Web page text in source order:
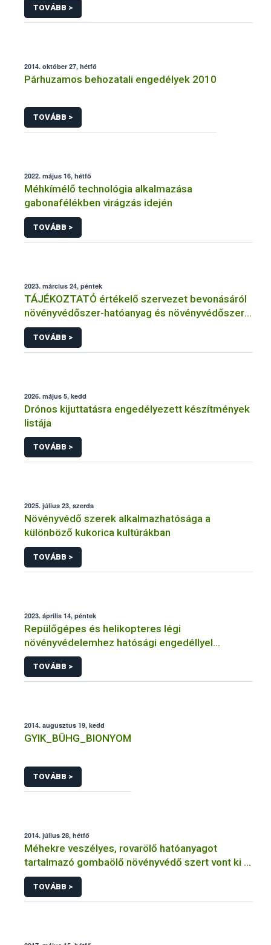
TOVÁBB >
2014. október 27, hétfő
Párhuzamos behozatali engedélyek 2010
TOVÁBB >
2022. május 16, hétfő
Méhkímélő technológia alkalmazása
gabonafélékben virágzás idején
TOVÁBB >
2023. március 24, péntek
TÁJÉKOZTATÓ értékelő szervezet bevonásáról
növényvédőszer-hatóanyag és növényvédőszer
engedélyezésére, továbbá a meglévő engedély
meghosszabbítására vagy módosítására irányuló
eljárásba
TOVÁBB >
2026. május 5, kedd
Drónos kijuttatásra engedélyezett készítmények
listája
TOVÁBB >
2025. július 23, szerda
Növényvédő szerek alkalmazhatósága a
különböző kukorica kultúrákban
TOVÁBB >
2023. április 14, péntek
Repülőgépes és helikopteres légi
növényvédelemhez hatósági engedéllyel
rendelkező szervezetek
TOVÁBB >
2014. augusztus 19, kedd
GYIK_BÜHG_BIONYOM
TOVÁBB >
2014. július 28, hétfő
Méhekre veszélyes, rovarölő hatóanyagot
tartalmazó gombaölő növényvédő szert vont ki a
forgalomból a NÉBIH
TOVÁBB >